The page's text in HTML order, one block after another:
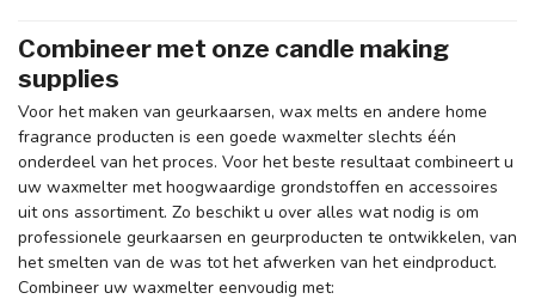
Combineer met onze candle making
supplies
Voor het maken van geurkaarsen, wax melts en andere home
fragrance producten is een goede waxmelter slechts één
onderdeel van het proces. Voor het beste resultaat combineert u
uw waxmelter met hoogwaardige grondstoffen en accessoires
uit ons assortiment. Zo beschikt u over alles wat nodig is om
professionele geurkaarsen en geurproducten te ontwikkelen, van
het smelten van de was tot het afwerken van het eindproduct.
Combineer uw waxmelter eenvoudig met: